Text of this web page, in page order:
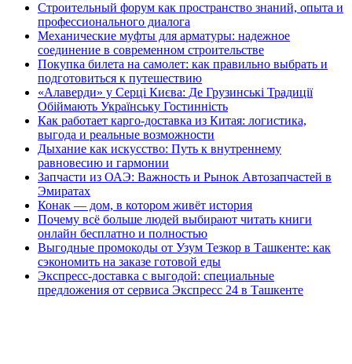
Строительный форум как пространство знаний, опыта и
профессионального диалога
Механические муфты для арматуры: надежное
соединение в современном строительстве
Покупка билета на самолет: как правильно выбрать и
подготовиться к путешествию
«Алаверди» у Серці Києва: Де Грузинські Традиції
Обіймають Українську Гостинність
Как работает карго-доставка из Китая: логистика,
выгода и реальные возможности
Дыхание как искусство: Путь к внутреннему
равновесию и гармонии
Запчасти из ОАЭ: Важность и Рынок Автозапчастей в
Эмиратах
Конак — дом, в котором живёт история
Почему всё больше людей выбирают читать книги
онлайн бесплатно и полностью
Выгодные промокоды от Узум Тезкор в Ташкенте: как
сэкономить на заказе готовой еды
Экспресс-доставка с выгодой: специальные
предложения от сервиса Экспресс 24 в Ташкенте